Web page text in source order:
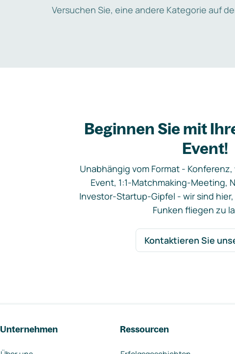
Versuchen Sie, eine andere Kategorie auf
Beginnen Sie mit
Event!
Unabhängig vom Format -
Event, 1:1-Matchmaking-Meeting,
Investor-Startup-Gipfel - wir sind
Funken fliegen zu
Kontaktieren Sie
Unternehmen Ressourcen